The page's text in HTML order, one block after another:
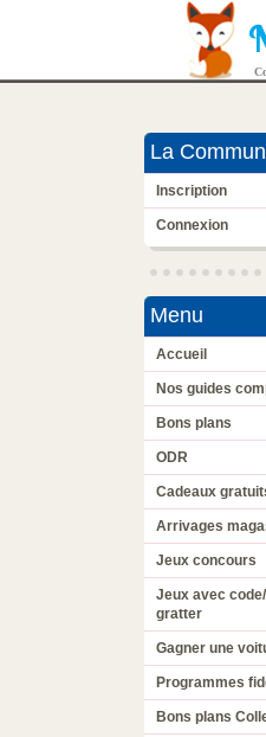
La
Inscription
Connexion
Menu
Accueil
Nos guides
Bons plans
ODR
Cadeaux
Arrivages
Jeux concours
Jeux avec
gratter
Gagner une
Programmes
Bons plans